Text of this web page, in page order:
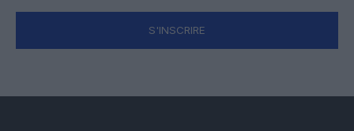
S'INSCRIRE